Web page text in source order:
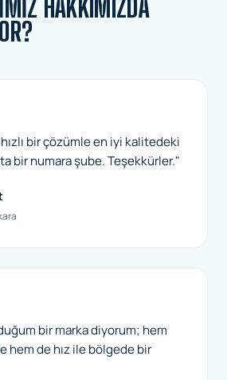
HAKKIMIZDA
bir çözümle en iyi kalitedeki
bir numara şube. Teşekkürler."
bir marka diyorum; hem
hem de hız ile bölgede bir